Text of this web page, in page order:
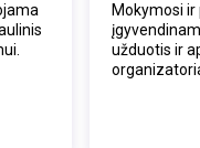
Mokymosi
užduotis ir